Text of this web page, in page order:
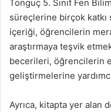
Tonguç 5. Sınıf Fen
süreçlerine birçok katkı
içeriği, öğrencilerin
araştırmaya teşvik
becerileri, öğrencilerin
geliştirmelerine
Ayrıca, kitapta yer alan